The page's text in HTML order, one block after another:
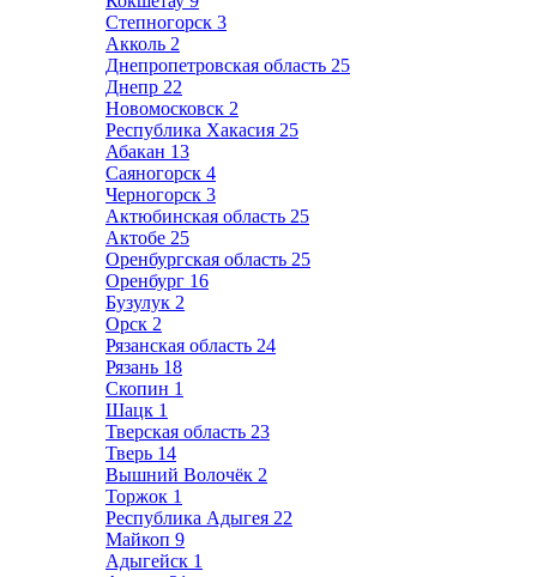
Степногорск 3
Акколь 2
Днепропетровская область 25
Днепр 22
Новомосковск 2
Республика Хакасия 25
Абакан 13
Саяногорск 4
Черногорск 3
Актюбинская область 25
Актобе 25
Оренбургская область 25
Оренбург 16
Бузулук 2
Орск 2
Рязанская область 24
Рязань 18
Скопин 1
Шацк 1
Тверская область 23
Тверь 14
Вышний Волочёк 2
Торжок 1
Республика Адыгея 22
Майкоп 9
Адыгейск 1